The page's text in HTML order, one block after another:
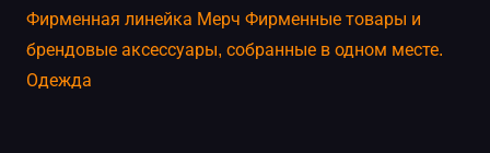
Фирменная линейка Мерч Фирменные товары и
брендовые аксессуары, собранные в одном месте.
Одежда